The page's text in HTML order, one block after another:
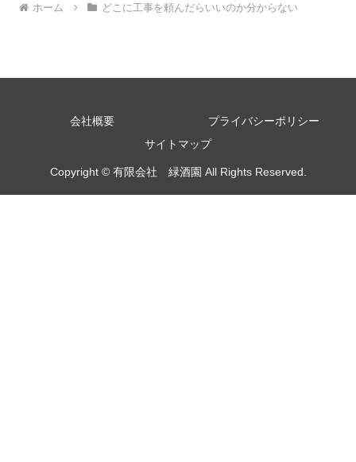
ホーム どこに工事を頼んだらいいのか分からない
会社概要
プライバシーポリシー
サイトマップ
Copyright © 有限会社 緑酒園 All Rights Reserved.